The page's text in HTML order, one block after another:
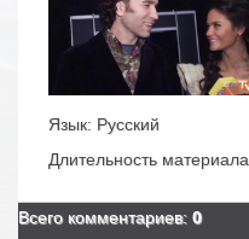
Язык: Русский
Длительность материала
Всего комментариев: 0